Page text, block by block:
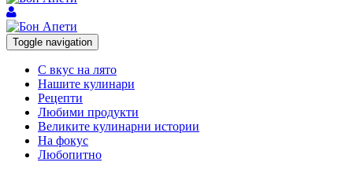
Toggle navigation
С вкус на лято
Нашите кулинари
Рецепти
Любими продукти
Великите кулинарни истории
На фокус
Любопитно